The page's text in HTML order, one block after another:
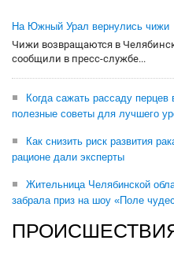
На Южный Урал вернулись чижи
Чижи возвращаются в
сообщили в пресс-службе...
Когда сажать рассаду
полезные советы для лучшего
Как снизить риск развития
рационе дали эксперты
Жительница Челябинской
забрала приз на шоу «Поле